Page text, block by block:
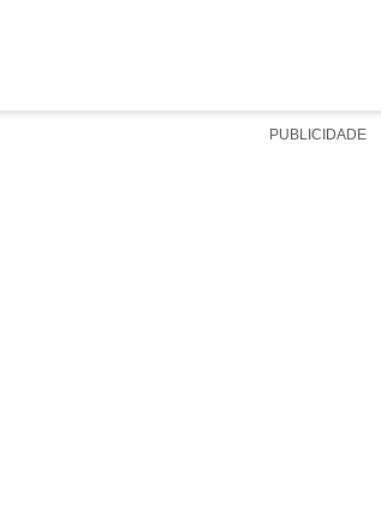
PUBLICIDADE